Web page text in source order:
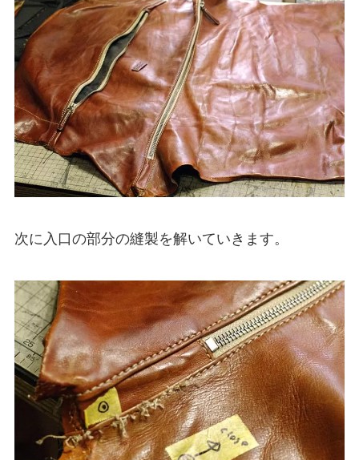
次に入口の部分の縫製を解いていきます。